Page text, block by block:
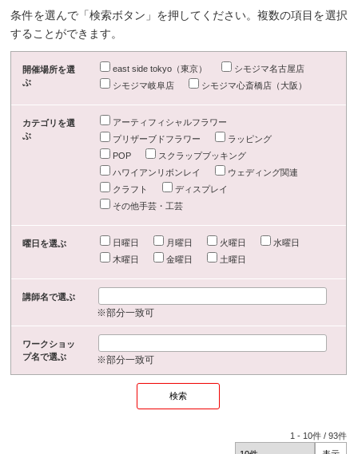
条件を選んで「検索ボタン」を押してください。複数の項目を選択
することができます。
開催場所を選
ぶ
east side tokyo（東京）
シモジマ名古屋店
シモジマ岐阜店
シモジマ心斎橋店（大阪）
カテゴリを選
ぶ
アーティフィシャルフラワー
プリザーブドフラワー
ラッピング
POP
スクラップブッキング
ハワイアンリボンレイ
ウェディング関連
クラフト
ディスプレイ
その他手芸・工芸
曜日を選ぶ 日曜日 月曜日 火曜日
水曜日
木曜日
金曜日 土曜日
講師名で選ぶ
※部分一致可
ワークショッ
プ名で選ぶ
※部分一致可
1 - 10件 /93件